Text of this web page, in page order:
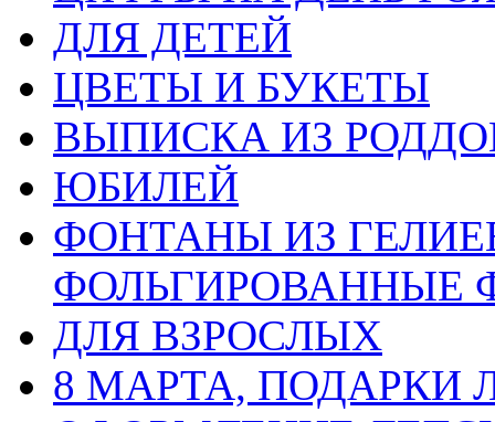
ДЛЯ ДЕТЕЙ
ЦВЕТЫ И БУКЕТЫ
ВЫПИСКА ИЗ
ЮБИЛЕЙ
ФОНТАНЫ ИЗ
ФОЛЬГИРОВАННЫЕ
ДЛЯ ВЗРОСЛЫХ
8 МАРТА,